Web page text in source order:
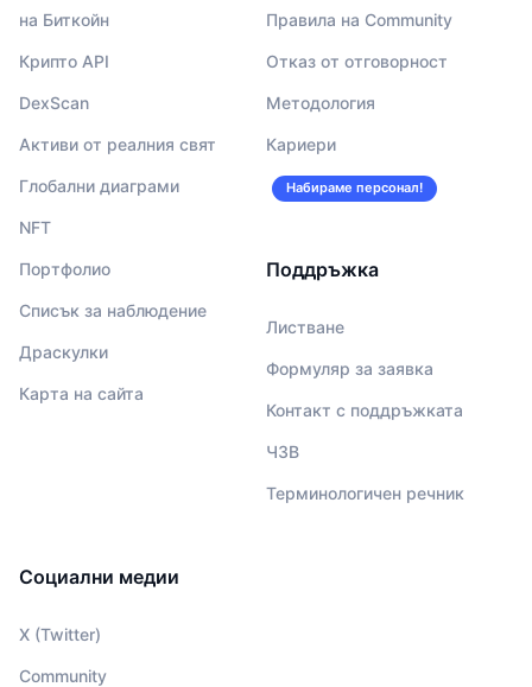
на Биткойн
Крипто API
DexScan
Активи от реалния свят
Глобални диаграми
NFT
Портфолио
Списък за наблюдение
Драскулки
Карта на сайта
Правила на Community
Отказ от отговорност
Методология
Кариери
Набираме персонал!
Поддръжка
Листване
Формуляр за заявка
Контакт с поддръжката
ЧЗВ
Терминологичен речник
Социални медии
X (Twitter)
Community